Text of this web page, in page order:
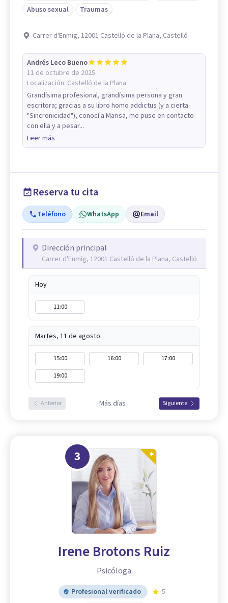
Abuso sexual
Traumas
Carrer d'Enmig, 12001 Castelló de la Plana, Castelló
Andrés Leco Bueno
11 de octubre de 2025
Localización: Castelló de la Plana
Grandísima profesional, grandísima persona y gran
escritora; gracias a su libro homo addictus (y a cierta
"Sincronicidad"), conocí a Marisa, me puse en contacto
con ella y a pesar...
Leer más
Reserva tu cita
Teléfono WhatsApp Email
Dirección principal
Carrer d'Enmig, 12001 Castelló de la Plana, Castelló
Hoy
11:00
Martes, 11 de agosto
15:00 16:00
17:00
19:00
Anterior Más días Siguiente
3
Irene Brotons Ruiz
Psicóloga
Profesional verificado
5